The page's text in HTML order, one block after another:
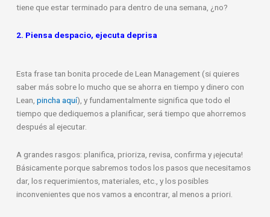
tiene que estar terminado para dentro de una semana, ¿no?
2. Piensa despacio, ejecuta deprisa
Esta frase tan bonita procede de Lean Management (si quieres
saber más sobre lo mucho que se ahorra en tiempo y dinero con
Lean,pincha aquí), y fundamentalmente significa que todo el
tiempo que dediquemos a planificar, será tiempo que ahorremos
después al ejecutar.
A grandes rasgos: planifica, prioriza, revisa, confirma y ¡ejecuta!
Básicamente porque sabremos todos los pasos que necesitamos
dar, los requerimientos, materiales, etc., y los posibles
inconvenientes que nos vamos a encontrar, al menos a priori.